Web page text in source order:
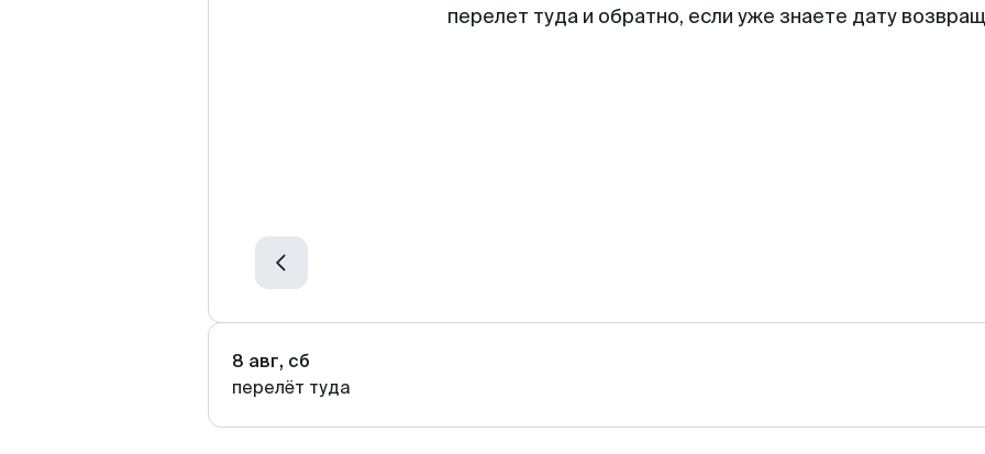
перелет туда и обратно, если уже знаете дату
8 авг, сб
перелёт туда